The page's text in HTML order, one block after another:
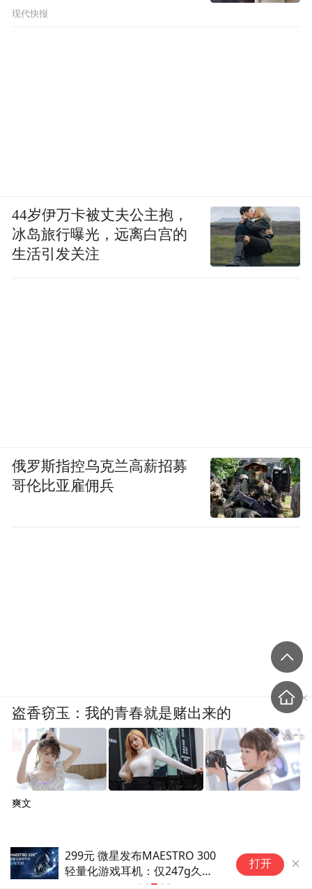
掌阅推出iReader Air 3 Pro电纸
书：8.2英寸，2699元
打开
品”
现代快报
44岁伊万卡被丈夫公主抱，
冰岛旅行曝光，远离白宫的
生活引发关注
俄罗斯指控乌克兰高薪招募
哥伦比亚雇佣兵
盗香窃玉：我的青春就是赌出来的
爽文